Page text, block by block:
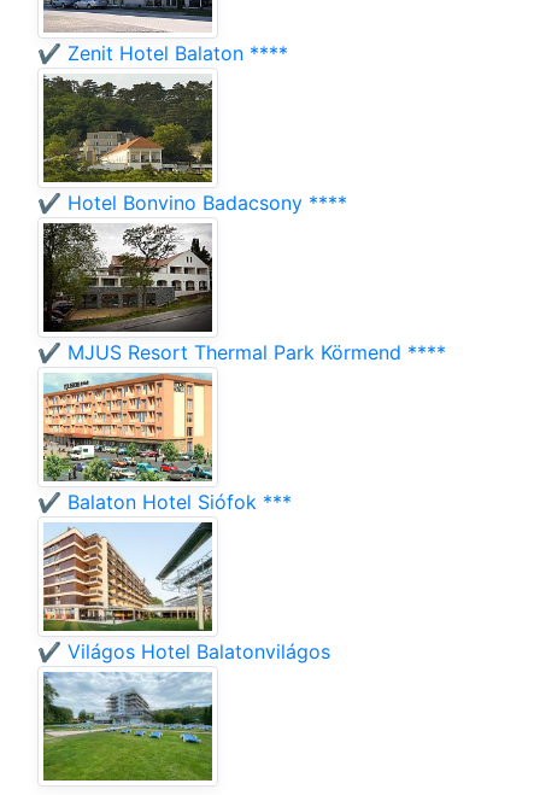
✔️ Zenit Hotel Balaton ****
✔️ Hotel Bonvino Badacsony ****
✔️ MJUS Resort Thermal Park Körmend ****
✔️ Balaton Hotel Siófok ***
✔️ Világos Hotel Balatonvilágos